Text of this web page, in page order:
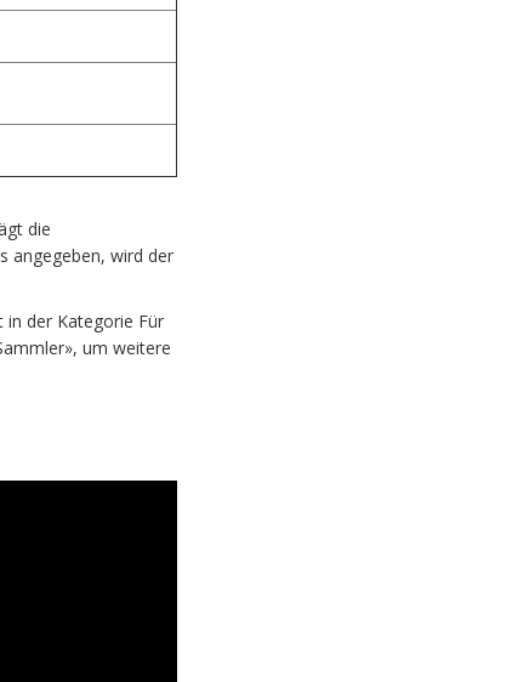
die
angegeben, wird der
in der Kategorie Für
um weitere